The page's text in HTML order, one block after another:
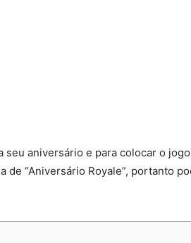
seu aniversário e para colocar o
de “Aniversário Royale”, portanto